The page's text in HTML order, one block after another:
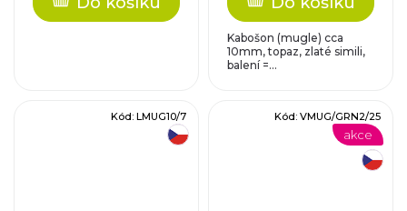
Kabošon (mugle) cca
10mm, topaz, zlaté simili,
balení =...
Kód: LMUG10/7
akce
Kód: VMUG/GRN2/25